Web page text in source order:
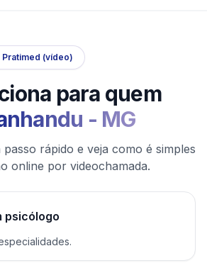
(vídeo)
para quem
- MG
passo rápido e veja como é simples
online por videochamada.
psicólogo